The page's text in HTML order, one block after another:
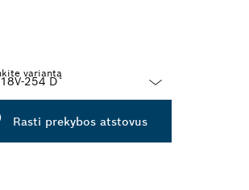
variantą
Rasti prekybos atstovus